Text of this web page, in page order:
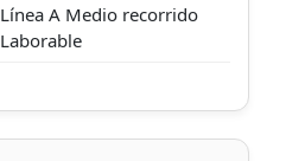
Línea A Medio recorrido
Laborable